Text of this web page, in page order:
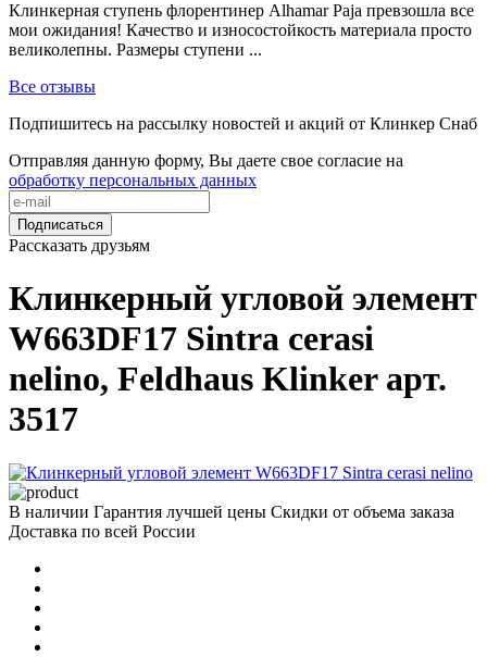
Клинкерная ступень флорентинер Alhamar Paja превзошла все
мои ожидания! Качество и износостойкость материала просто
великолепны. Размеры ступени ...
Все отзывы
Подпишитесь на рассылку новостей и акций от Клинкер Снаб
Отправляя данную форму, Вы даете свое согласие на
обработку персональных данных
Подписаться
Рассказать друзьям
Клинкерный угловой элемент
W663DF17 Sintra cerasi
nelino, Feldhaus Klinker арт.
3517
В наличии Гарантия лучшей цены Скидки от объема заказа
Доставка по всей России